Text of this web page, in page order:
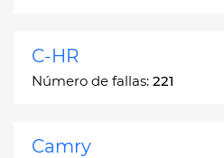
C-HR
Número de fallas: 221
Camry